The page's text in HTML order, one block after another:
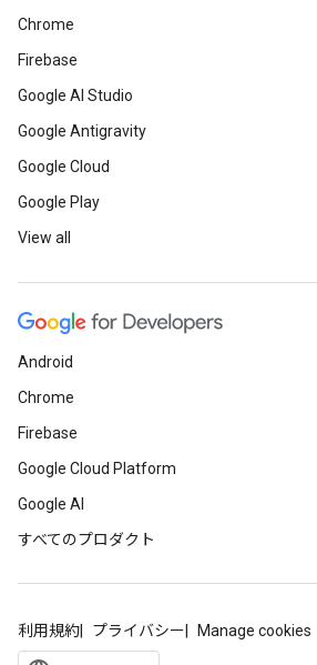
Chrome
Firebase
Google AI Studio
Google Antigravity
Google Cloud
Google Play
View all
Android
Chrome
Firebase
Google Cloud Platform
Google AI
すべてのプロダクト
利用規約 プライバシー Manage cookies